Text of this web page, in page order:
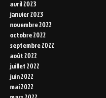
avril 2023
janvier 2023
novembre 2022
octobre 2022
septembre 2022
août 2022
juillet 2022
juin 2022
mai 2022